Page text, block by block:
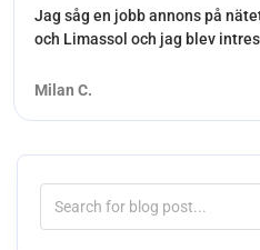
Jag såg en jobb annons på
och Limassol och jag blev
Milan C.